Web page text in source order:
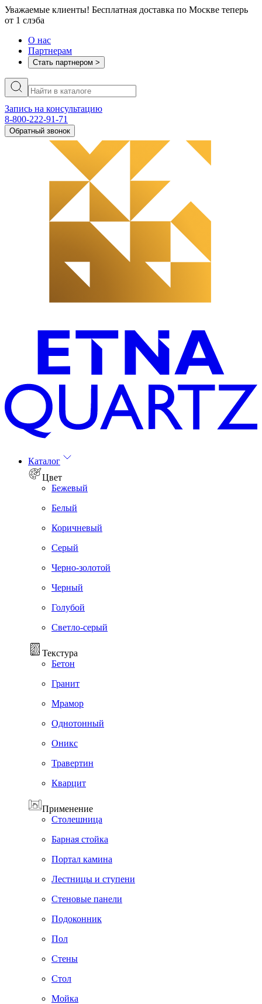
Уважаемые клиенты! Бесплатная доставка по Москве теперь
от 1 слэба
О нас
Партнерам
Стать партнером >
Запись на консультацию
8-800-222-91-71
Обратный звонок
Каталог
Цвет
Бежевый
Белый
Коричневый
Серый
Черно-золотой
Черный
Голубой
Светло-серый
Текстура
Бетон
Гранит
Мрамор
Однотонный
Оникс
Травертин
Кварцит
Применение
Cтолешница
Барная стойка
Портал камина
Лестницы и ступени
Стеновые панели
Подоконник
Пол
Cтены
Стол
Мойка